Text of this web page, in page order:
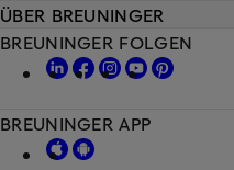
ÜBER BREUNINGER
BREUNINGER FOLGEN
BREUNINGER APP